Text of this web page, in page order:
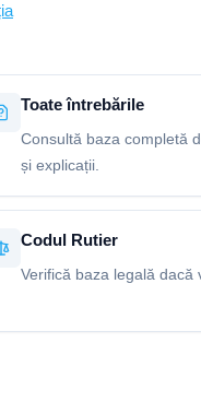
Toate întrebările
Consultă baza completă
și explicații.
Codul Rutier
Verifică baza legală dacă